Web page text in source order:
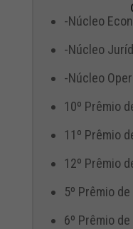
-Núcleo
-Núcleo
-Núcleo
10º Prêmio
11º Prêmio
12º Prêmio
5º Prêmio
6º Prêmio